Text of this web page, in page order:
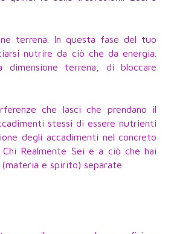
terrena. In questa fase del tuo
nutrire da ciò che da energia.
terrena, di bloccare
che lasci che prendano il
stessi di essere nutrienti
degli accadimenti nel concreto
Realmente Sei e a ciò che hai
e spirito) separate.